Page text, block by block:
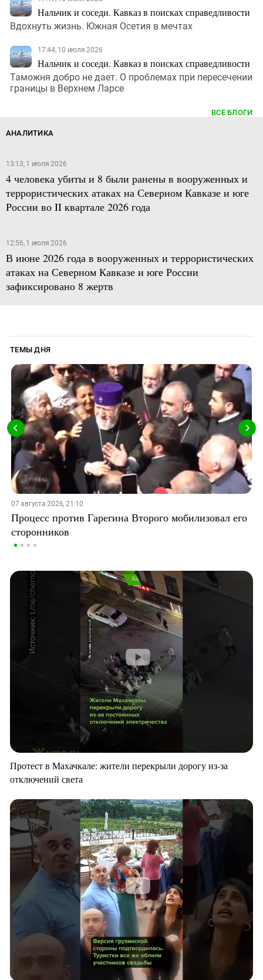
Нальчик и соседи. Кавказ в поисках справедливости
Вдохнуть жизнь. Южная Осетия в мечтах
17:44, 10 июля 2026
Нальчик и соседи. Кавказ в поисках справедливости
Таможня добро не дает. О проблемах при пересечении
границы в Верхнем Ларсе
ВСЕ БЛОГИ
АНАЛИТИКА
13:13, 1 июля 2026
4 человека убиты и 8 были ранены в вооруженных и
террористических атаках на Северном Кавказе и юге
России во II квартале 2026 года
12:56, 1 июля 2026
В июне 2026 года в вооруженных и террористических
атаках на Северном Кавказе и юге России
зафиксировано 8 жертв
ТЕМЫ ДНЯ
07 августа 2026, 21:10
Процесс против Гарегина Второго мобилизовал его
сторонников
Протест в Махачкале: жители перекрыли дорогу из-за
отключений света